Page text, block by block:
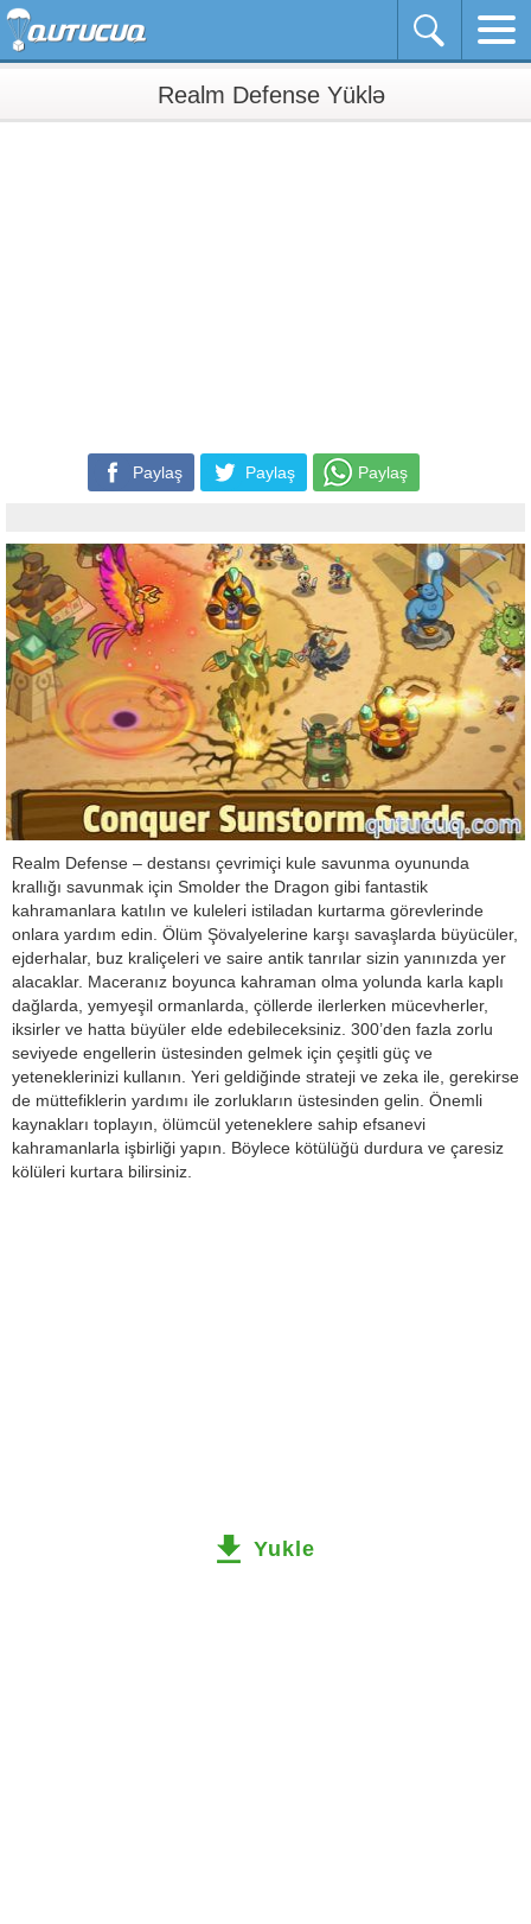
Realm Defense Yüklə
Paylaş Paylaş Paylaş
Realm Defense – destansı çevrimiçi kule savunma oyununda
krallığı savunmak için Smolder the Dragon gibi fantastik
kahramanlara katılın ve kuleleri istiladan kurtarma görevlerinde
onlara yardım edin. Ölüm Şövalyelerine karşı savaşlarda büyücüler,
ejderhalar, buz kraliçeleri ve saire antik tanrılar sizin yanınızda yer
alacaklar. Maceranız boyunca kahraman olma yolunda karla kaplı
dağlarda, yemyeşil ormanlarda, çöllerde ilerlerken mücevherler,
iksirler ve hatta büyüler elde edebileceksiniz. 300’den fazla zorlu
seviyede engellerin üstesinden gelmek için çeşitli güç ve
yeteneklerinizi kullanın. Yeri geldiğinde strateji ve zeka ile, gerekirse
de müttefiklerin yardımı ile zorlukların üstesinden gelin. Önemli
kaynakları toplayın, ölümcül yeteneklere sahip efsanevi
kahramanlarla işbirliği yapın. Böylece kötülüğü durdura ve çaresiz
kölüleri kurtara bilirsiniz.
Yukle